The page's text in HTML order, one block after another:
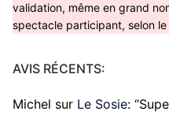
validation, même en grand
spectacle participant, selon
AVIS RÉCENTS:
Michel sur Le Sosie: “